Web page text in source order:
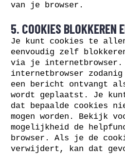
van je browser.
5. COOKIES BLOKKEREN
Je kunt cookies te
eenvoudig zelf
via je internetbrowser.
internetbrowser
een bericht ontvangt
wordt geplaatst. Je kunt
dat bepaalde cookies
mogen worden. Bekijk
mogelijkheid de
browser. Als je de
verwijdert, kan dat